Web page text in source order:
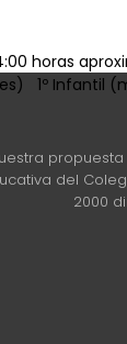
horas
1º Infantil
del
2000